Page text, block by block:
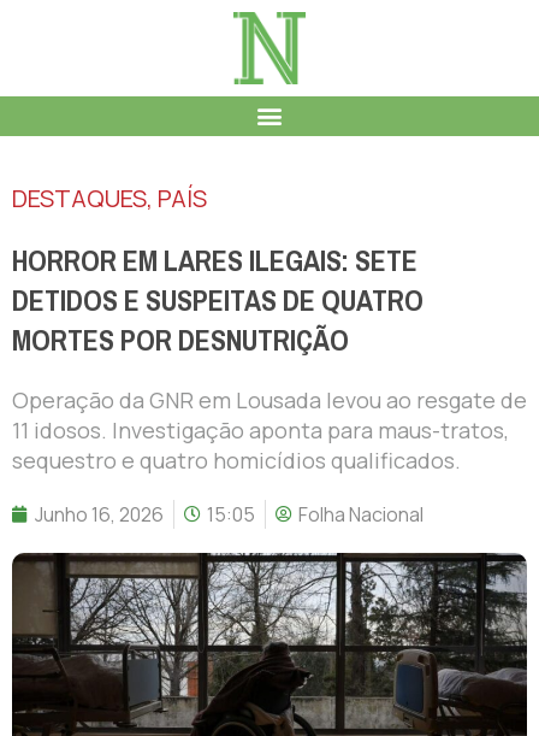
DESTAQUES, PAÍS
HORROR EM LARES ILEGAIS: SETE
DETIDOS E SUSPEITAS DE QUATRO
MORTES POR DESNUTRIÇÃO
Operação da GNR em Lousada levou ao resgate de
11 idosos. Investigação aponta para maus-tratos,
sequestro e quatro homicídios qualificados.
Junho 16, 2026 15:05 Folha Nacional